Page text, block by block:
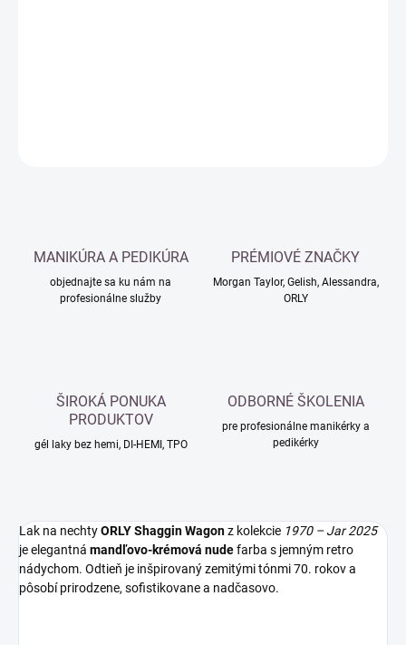
MANIKÚRA A PEDIKÚRA
objednajte sa ku nám na
profesionálne služby
PRÉMIOVÉ ZNAČKY
Morgan Taylor, Gelish, Alessandra,
ORLY
ŠIROKÁ PONUKA
PRODUKTOV
gél laky bez hemi, DI-HEMI, TPO
ODBORNÉ ŠKOLENIA
pre profesionálne manikérky a
pedikérky
Lak na nechtyORLY Shaggin Wagonz kolekcie 1970 – Jar 2025
je elegantná mandľovo-krémová nudefarba s jemným retro
nádychom. Odtieň je inšpirovaný zemitými tónmi 70. rokov a
pôsobí prirodzene, sofistikovane a nadčasovo.​